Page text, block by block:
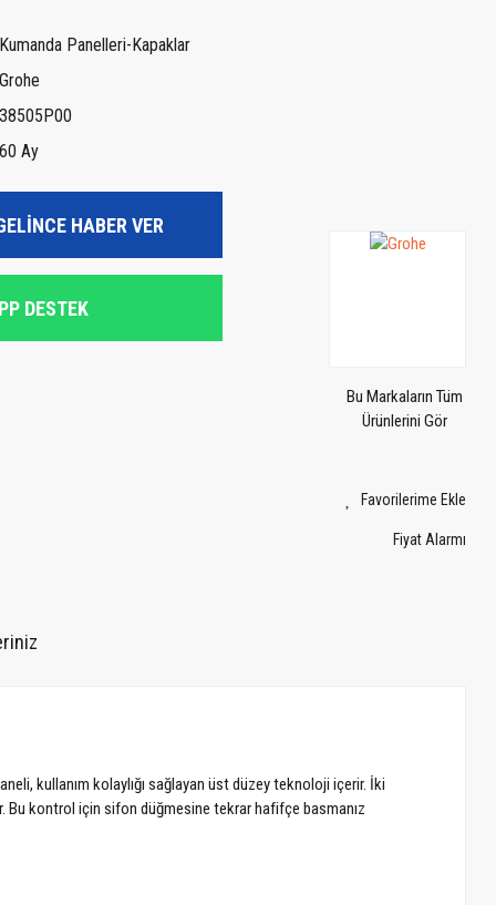
Kumanda Panelleri-Kapaklar
Grohe
38505P00
60 Ay
HABER VER
DESTEK
Bu Markaların Tüm
Ürünlerini Gör
Fiyat Alarmı
kullanım kolaylığı sağlayan üst düzey teknoloji içerir. İki
Bu kontrol için sifon düğmesine tekrar hafifçe basmanız